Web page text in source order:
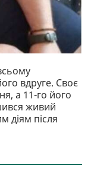
вдруге. Своє
а 11-го його
живий
діям після